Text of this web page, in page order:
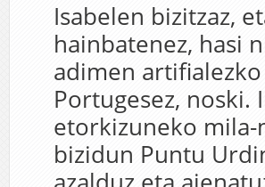
Isabelen bizitzaz,
hainbatenez, hasi
adimen
Portugesez, noski.
etorkizuneko
bizidun Puntu